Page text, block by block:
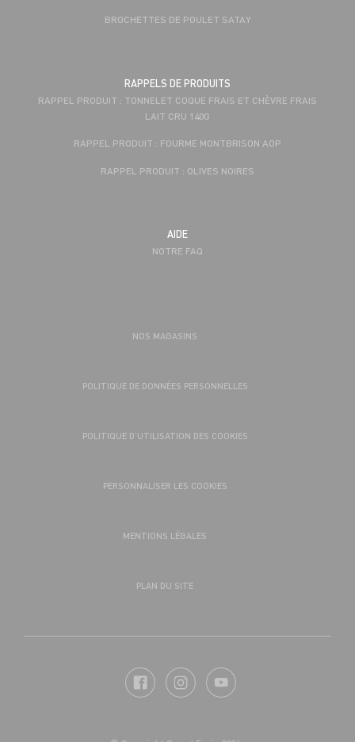
BROCHETTES DE POULET SATAY
RAPPELS DE PRODUITS
RAPPEL PRODUIT : TONNELET COQUE FRAIS ET CHÈVRE FRAIS
LAIT CRU 140G
RAPPEL PRODUIT : FOURME MONTBRISON AOP
RAPPEL PRODUIT : OLIVES NOIRES
AIDE
NOTRE FAQ
NOS MAGASINS
POLITIQUE DE DONNÉES PERSONNELLES
POLITIQUE D’UTILISATION DES COOKIES
PERSONNALISER LES COOKIES
MENTIONS LÉGALES
PLAN DU SITE